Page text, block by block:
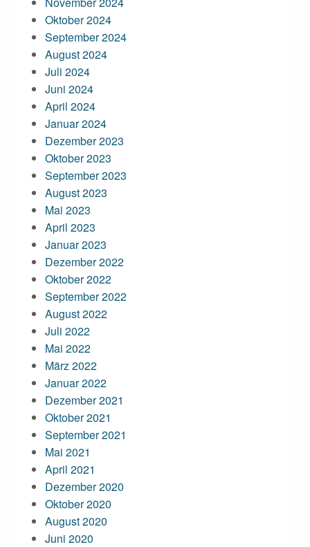
Oktober 2024
September 2024
August 2024
Juli 2024
Juni 2024
April 2024
Januar 2024
Dezember 2023
Oktober 2023
September 2023
August 2023
Mai 2023
April 2023
Januar 2023
Dezember 2022
Oktober 2022
September 2022
August 2022
Juli 2022
Mai 2022
März 2022
Januar 2022
Dezember 2021
Oktober 2021
September 2021
Mai 2021
April 2021
Dezember 2020
Oktober 2020
August 2020
Juni 2020